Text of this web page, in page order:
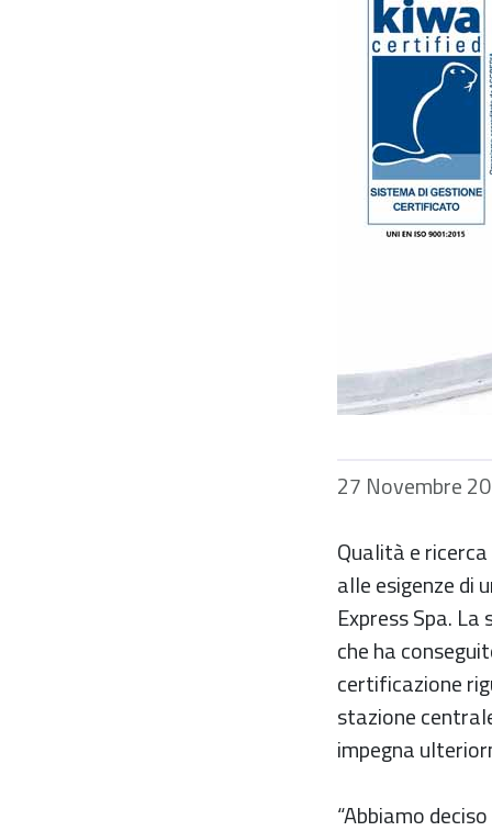
27 Novembre
Qualità e
alle esigenze di
Express Spa.
che ha
certificazione
stazione
impegna
“Abbiamo